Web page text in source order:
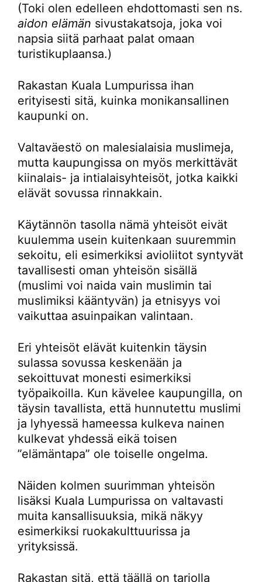
(Toki olen edelleen ehdottomasti sen ns.
aidon elämän sivustakatsoja, joka voi
napsia siitä parhaat palat omaan
turistikuplaansa.)
Rakastan Kuala Lumpurissa ihan
erityisesti sitä, kuinka monikansallinen
kaupunki on.
Valtaväestö on malesialaisia muslimeja,
mutta kaupungissa on myös merkittävät
kiinalais- ja intialaisyhteisöt, jotka kaikki
elävät sovussa rinnakkain.
Käytännön tasolla nämä yhteisöt eivät
kuulemma usein kuitenkaan suuremmin
sekoitu, eli esimerkiksi avioliitot syntyvät
tavallisesti oman yhteisön sisällä
(muslimi voi naida vain muslimin tai
muslimiksi kääntyvän) ja etnisyys voi
vaikuttaa asuinpaikan valintaan.
Eri yhteisöt elävät kuitenkin täysin
sulassa sovussa keskenään ja
sekoittuvat monesti esimerkiksi
työpaikoilla. Kun kävelee kaupungilla, on
täysin tavallista, että hunnutettu muslimi
ja lyhyessä hameessa kulkeva nainen
kulkevat yhdessä eikä toisen
”elämäntapa” ole toiselle ongelma.
Näiden kolmen suurimman yhteisön
lisäksi Kuala Lumpurissa on valtavasti
muita kansallisuuksia, mikä näkyy
esimerkiksi ruokakulttuurissa ja
yrityksissä.
Rakastan sitä, että täällä on tarjolla